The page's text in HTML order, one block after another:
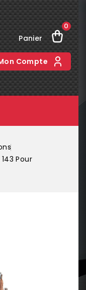
Panier
0
Compte
Pour